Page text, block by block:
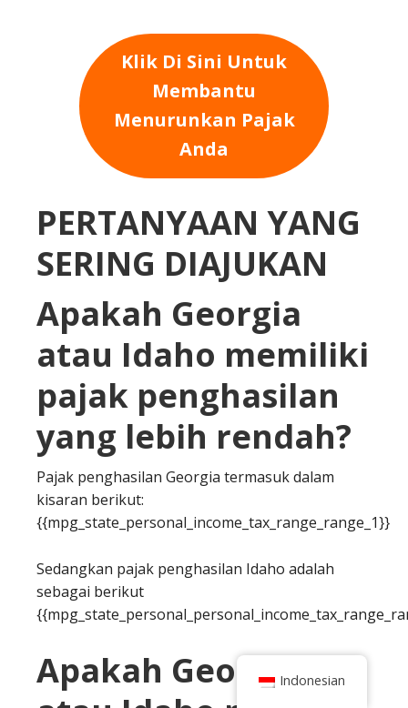
Klik Di Sini Untuk
Membantu
Menurunkan Pajak
Anda
PERTANYAAN YANG
SERING DIAJUKAN
Apakah Georgia
atau Idaho memiliki
pajak penghasilan
yang lebih rendah?
Pajak penghasilan Georgia termasuk dalam
kisaran berikut:
{{mpg_state_personal_income_tax_range_range_1}}
Sedangkan pajak penghasilan Idaho adalah
sebagai berikut
Apakah GeorgiaIndonesian